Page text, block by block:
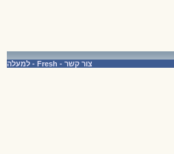
צור קשר -
Fresh
- למעלה